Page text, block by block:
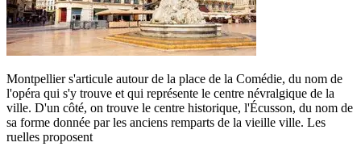
Montpellier s'articule autour de la place de la Comédie, du nom de
l'opéra qui s'y trouve et qui représente le centre névralgique de la
ville. D'un côté, on trouve le centre historique, l'Écusson, du nom de
sa forme donnée par les anciens remparts de la vieille ville. Les
ruelles proposent